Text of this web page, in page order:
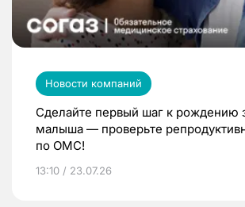
Новости компаний
Сделайте первый шаг к рождению
малыша — проверьте
по ОМС!
13:10 / 23.07.26